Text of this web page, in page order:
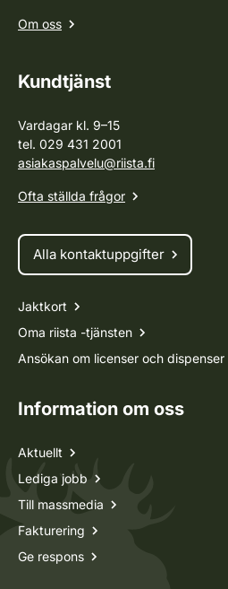
Om oss
Kundtjänst
Vardagar kl. 9–15
tel. 029 431 2001
asiakaspalvelu@riista.fi
Ofta ställda frågor
Alla kontaktuppgifter
Jaktkort
Oma riista -tjänsten
Ansökan om licenser och dispenser
Information om oss
Aktuellt
Lediga jobb
Till massmedia
Fakturering
Ge respons